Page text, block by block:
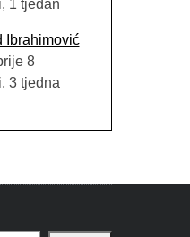
1 tjedan
Ibrahimović
8
3 tjedna